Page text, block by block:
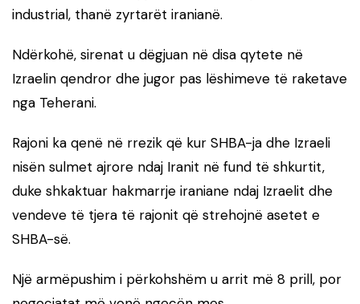
industrial, thanë zyrtarët iranianë.
Ndërkohë, sirenat u dëgjuan në disa qytete në
Izraelin qendror dhe jugor pas lëshimeve të raketave
nga Teherani.
Rajoni ka qenë në rrezik që kur SHBA-ja dhe Izraeli
nisën sulmet ajrore ndaj Iranit në fund të shkurtit,
duke shkaktuar hakmarrje iraniane ndaj Izraelit dhe
vendeve të tjera të rajonit që strehojnë asetet e
SHBA-së.
Një armëpushim i përkohshëm u arrit më 8 prill, por